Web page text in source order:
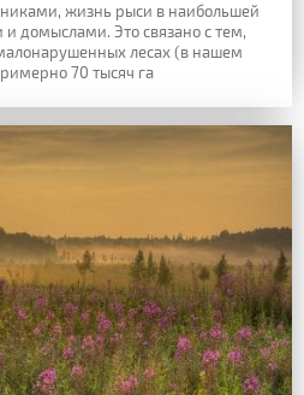
жизнь рыси в наибольшей
домыслами. Это связано с тем,
лесах (в нашем
70 тысяч га